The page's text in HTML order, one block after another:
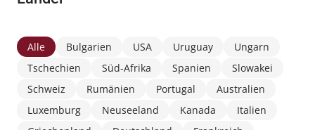
Alle Bulgarien USA Uruguay
Ungarn
Tschechien
Süd-Afrika Spanien
Slowakei
Schweiz
Rumänien Portugal
Australien
Luxemburg
Neuseeland Kanada
Italien